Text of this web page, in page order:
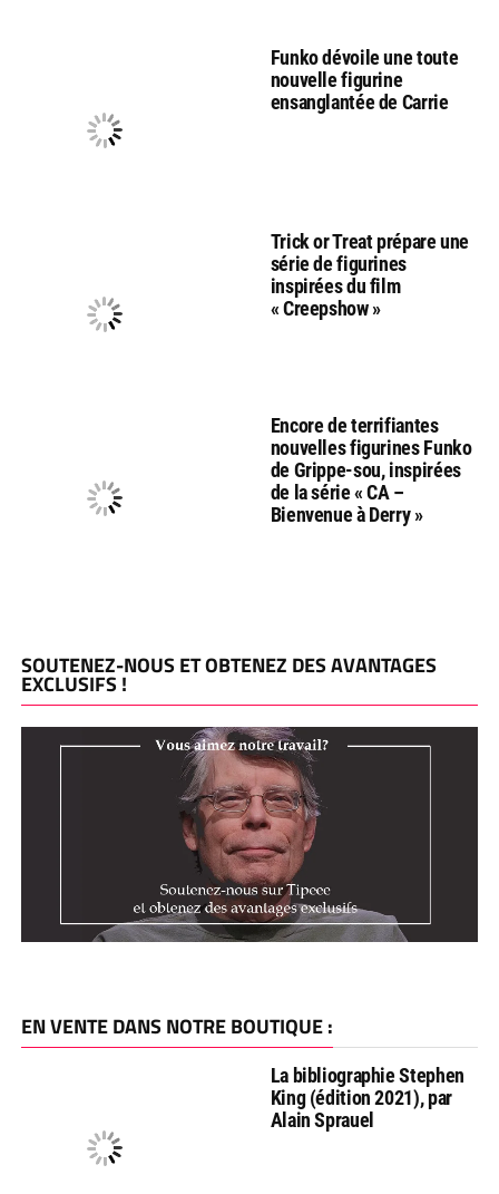
Funko dévoile une toute
nouvelle figurine
ensanglantée de Carrie
Trick or Treat prépare une
série de figurines
inspirées du film
« Creepshow »
Encore de terrifiantes
nouvelles figurines Funko
de Grippe-sou, inspirées
de la série « CA –
Bienvenue à Derry »
SOUTENEZ-NOUS ET OBTENEZ DES AVANTAGES
EXCLUSIFS !
EN VENTE DANS NOTRE BOUTIQUE :
La bibliographie Stephen
King (édition 2021), par
Alain Sprauel